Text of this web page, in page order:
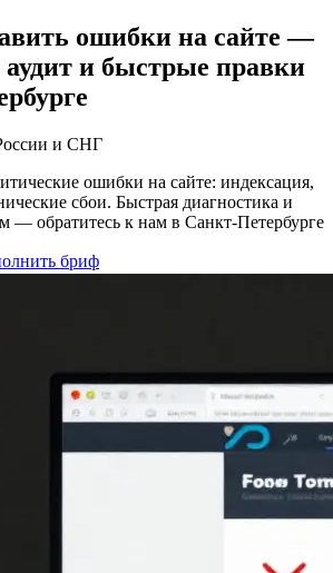
ошибки на сайте —
аудит и быстрые правки
и СНГ
ошибки на сайте: индексация,
сбои. Быстрая диагностика и
— обратитесь к нам в Санкт-Петербурге
бриф